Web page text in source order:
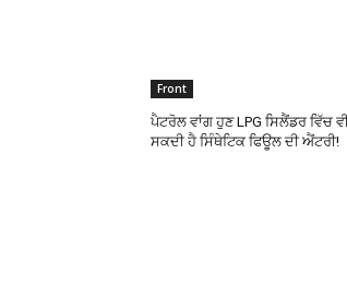
Front
ਪੈਟਰੋਲ ਵਾਂਗ ਹੁਣ LPG ਸਿਲੈਂਡਰ ਵਿੱਚ
ਸਕਦੀ ਹੈ ਸਿੰਥੇਟਿਕ ਫਿਊਲ ਦੀ ਐਂਟਰੀ!